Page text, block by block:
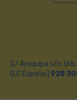
C/ Arequipa s/n.
G.C España | 928